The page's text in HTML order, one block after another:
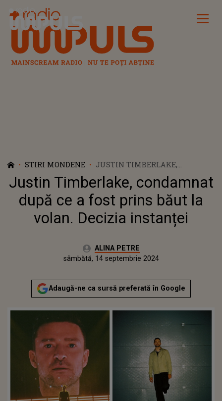
Radio Impuls
STIRI MONDENE
JUSTIN TIMBERLAKE,
CONDAMNAT DUPĂ CE A FOST
PRINS BĂUT LA VOLAN.
DECIZIA INSTANȚEI
Justin Timberlake, condamnat
după ce a fost prins băut la
volan. Decizia instanței
Autor:ALINA PETRE
sâmbătă, 14 septembrie 2024
Actualizat:
sâmbătă, 14 septembrie 2024
Adaugă-ne ca sursă preferată în Google